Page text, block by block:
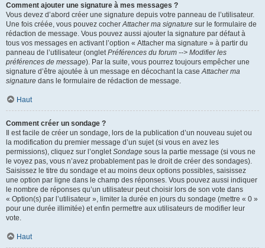
Comment ajouter une signature à mes messages ?
Vous devez d’abord créer une signature depuis votre panneau de l’utilisateur.
Une fois créée, vous pouvez cocherAttacher ma signature sur le formulaire de
rédaction de message. Vous pouvez aussi ajouter la signature par défaut à
tous vos messages en activant l’option « Attacher ma signature » à partir du
panneau de l’utilisateur (ongletPréférences du forum --> Modifier les
préférences de message). Par la suite, vous pourrez toujours empêcher une
signature d’être ajoutée à un message en décochant la caseAttacher ma
signature dans le formulaire de rédaction de message.
Haut
Comment créer un sondage ?
Il est facile de créer un sondage, lors de la publication d’un nouveau sujet ou
la modification du premier message d’un sujet (si vous en avez les
permissions), cliquez sur l’ongletSondage sous la partie message (si vous ne
le voyez pas, vous n’avez probablement pas le droit de créer des sondages).
Saisissez le titre du sondage et au moins deux options possibles, saisissez
une option par ligne dans le champ des réponses. Vous pouvez aussi indiquer
le nombre de réponses qu’un utilisateur peut choisir lors de son vote dans
« Option(s) par l’utilisateur », limiter la durée en jours du sondage (mettre « 0 »
pour une durée illimitée) et enfin permettre aux utilisateurs de modifier leur
vote.
Haut